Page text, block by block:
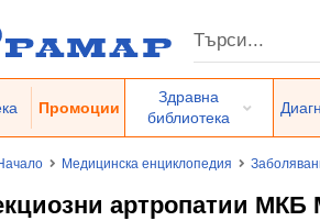
Промоции
Здравна
библиотека
Медицинска енциклопедия
артропатии МКБ